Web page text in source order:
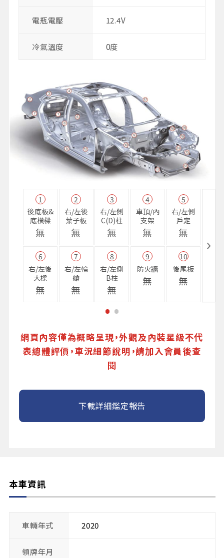
電瓶電壓 12.4V
冷氣溫度 0度
1
後底板&
底橫樑
無
2
右/左後
葉子板
無
3
右/左側
C(D)柱
無
4
車頂/內
支架
無
5
右/左側
戶定
無
6
右/左後
大樑
無
7
右/左輪
艙
無
8
右/左側
B柱
無
9
防火牆
無
10
後尾板
無
網頁內容僅為概略呈現，外觀及內裝星級不代
表總體評價，車況細節說明，請加入會員後查
閱
下載詳細鑑定報告
本車資訊
車輛年式 2020
領牌年月